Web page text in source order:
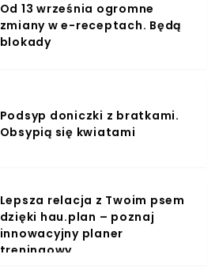
Od 13 września ogromne
zmiany w e-receptach. Będą
blokady
Podsyp doniczki z bratkami.
Obsypią się kwiatami
Lepsza relacja z Twoim psem
dzięki hau.plan – poznaj
innowacyjny planer
treningowy